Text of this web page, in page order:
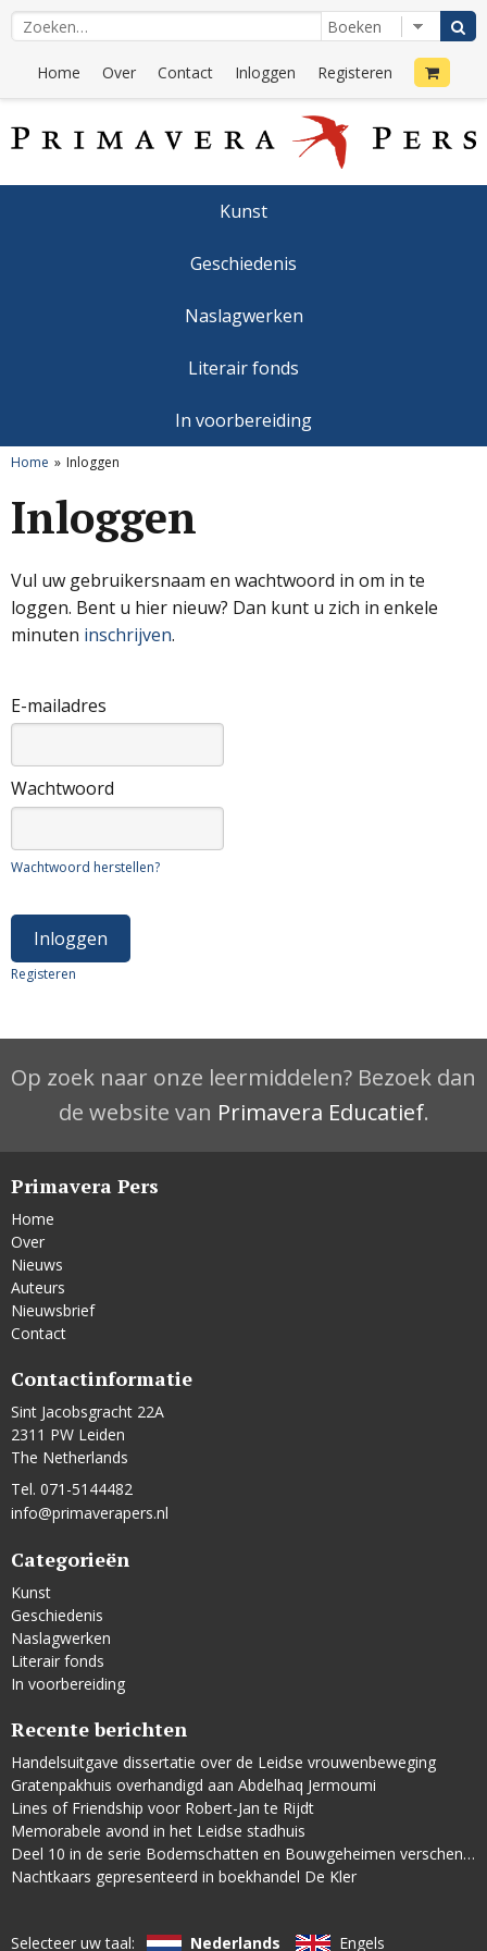
Home Over Contact Inloggen Registeren
Kunst
Geschiedenis
Naslagwerken
Literair fonds
In voorbereiding
Home Inloggen
Inloggen
Vul uw gebruikersnaam en wachtwoord in om in te
loggen. Bent u hier nieuw? Dan kunt u zich in enkele
minuten inschrijven.
E-mailadres
Wachtwoord
Wachtwoord herstellen?
Registeren
Op zoek naar onze leermiddelen? Bezoek dan
de website van Primavera Educatief.
Primavera Pers
Home
Over
Nieuws
Auteurs
Nieuwsbrief
Contact
Contactinformatie
Sint Jacobsgracht 22A
2311 PW Leiden
The Netherlands
Tel. 071-5144482
info@primaverapers.nl
Categorieën
Kunst
Geschiedenis
Naslagwerken
Literair fonds
In voorbereiding
Recente berichten
Handelsuitgave dissertatie over de Leidse vrouwenbeweging
Gratenpakhuis overhandigd aan Abdelhaq Jermoumi
Lines of Friendship voor Robert-Jan te Rijdt
Memorabele avond in het Leidse stadhuis
Deel 10 in de serie Bodemschatten en Bouwgeheimen verschenen
Nachtkaars gepresenteerd in boekhandel De Kler
Selecteer uw taal: Nederlands Engels